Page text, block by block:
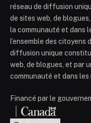
réseau de diffusion
de sites web, de
la communauté et dans
l’ensemble des citoyens
diffusion unique
web, de blogues, et par
communauté et dans les
Financé par le